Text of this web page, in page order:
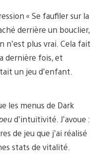
« Se faufiler sur la
derrière un bouclier,
n’est plus vrai. Cela fait
dernière fois, et
un jeu d’enfant.
les menus de Dark
d’intuitivité. J’avoue :
de jeu que j’ai réalisé
stats de vitalité.